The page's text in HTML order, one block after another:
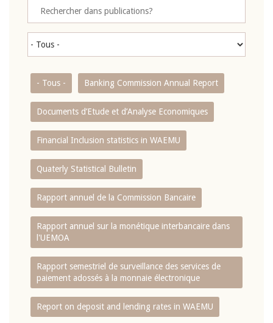
- Tous - Banking Commission Annual Report
Documents d’Etude et d’Analyse Economiques
Financial Inclusion statistics in WAEMU
Quaterly Statistical Bulletin
Rapport annuel de la Commission Bancaire
Rapport annuel sur la monétique interbancaire dans
l'UEMOA
Rapport semestriel de surveillance des services de
paiement adossés à la monnaie électronique
Report on deposit and lending rates in WAEMU